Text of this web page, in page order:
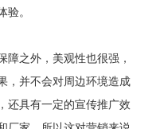
。
障之外，美观性也很强，
，并不会对周边环境造成
还具有一定的宣传推广效